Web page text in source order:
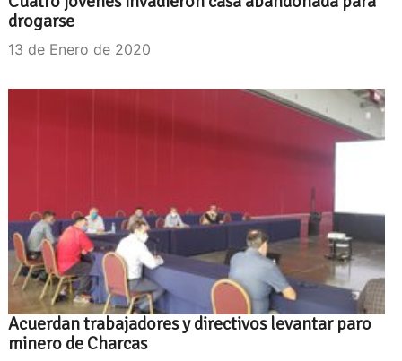
drogarse
13 de Enero de 2020
Acuerdan trabajadores y directivos levantar paro
minero de Charcas